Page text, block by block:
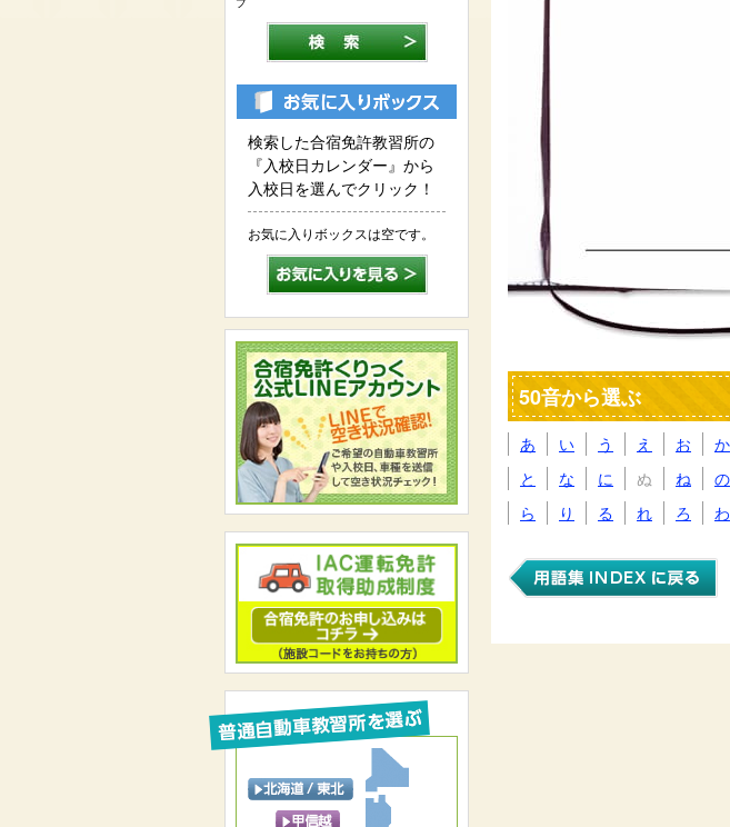
50音から選ぶ
あ い う え お か
と
な に ぬ ね の
ら
り る れ ろ わ
検索した合宿免許教習所の
『入校日カレンダー』から
入校日を選んでクリック！
お気に入りボックスは空です。